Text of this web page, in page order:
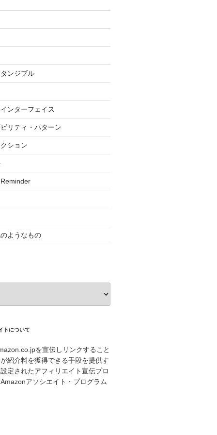
ンジブル
ンターフェイス
リティ・パターン
ション
ようなもの
トについて
を宣伝しリンクすること
紹介料を獲得できる手段を提供す
定されたアフィリエイト宣伝プロ
アソシエイト・プログラム